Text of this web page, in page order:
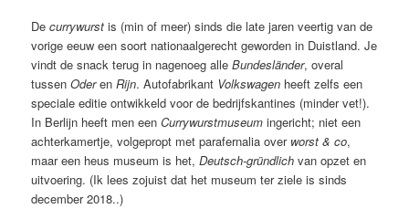
Decurrywurstis (min of meer) sinds die late jaren veertig van de
vorige eeuw een soort nationaalgerecht geworden in Duistland. Je
vindt de snack terug in nagenoeg alleBundesländer, overal
tussenOderenRijn. Autofabrikant Volkswagen heeft zelfs een
speciale editie ontwikkeld voor de bedrijfskantines (minder vet!).
In Berlijn heeft men eenCurrywurstmuseumingericht; niet een
achterkamertje, volgepropt met parafernalia over worst & co,
maar een heus museum is het,Deutsch-gründlich van opzet en
uitvoering. (Ik lees zojuist dat het museum ter ziele is sinds
december 2018..)